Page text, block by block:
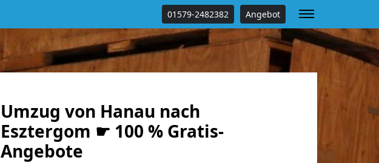
01579-2482382 Angebot
Umzug von Hanau nach
Esztergom ☛ 100 % Gratis-
Angebote